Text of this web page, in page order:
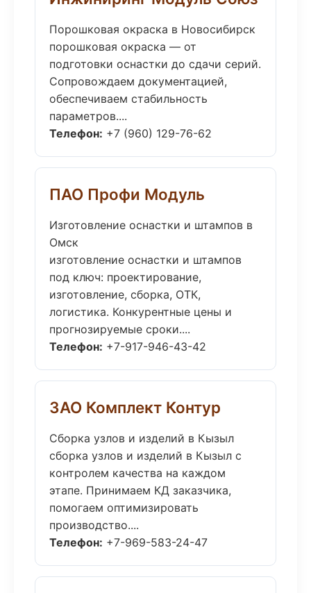
Порошковая окраска в Новосибирск
порошковая окраска — от
подготовки оснастки до сдачи серий.
Сопровождаем документацией,
обеспечиваем стабильность
параметров....
Телефон: +7 (960) 129-76-62
ПАО Профи Модуль
Изготовление оснастки и штампов в
Омск
изготовление оснастки и штампов
под ключ: проектирование,
изготовление, сборка, ОТК,
логистика. Конкурентные цены и
прогнозируемые сроки....
Телефон: +7-917-946-43-42
ЗАО Комплект Контур
Сборка узлов и изделий в Кызыл
сборка узлов и изделий в Кызыл с
контролем качества на каждом
этапе. Принимаем КД заказчика,
помогаем оптимизировать
производство....
Телефон: +7-969-583-24-47